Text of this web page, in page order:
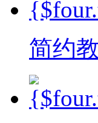
简约